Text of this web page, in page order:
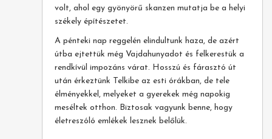
volt, ahol egy gyönyörű skanzen mutatja be a helyi
székely építészetet.
A pénteki nap reggelén elindultunk haza, de azért
útba ejtettük még Vajdahunyadot és felkerestük a
rendkívül impozáns várat. Hosszú és fárasztó út
után érkeztünk Telkibe az esti órákban, de tele
élményekkel, melyeket a gyerekek még napokig
meséltek otthon. Biztosak vagyunk benne, hogy
életreszóló emlékek lesznek belőlük.